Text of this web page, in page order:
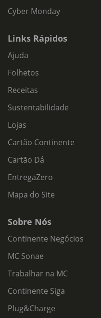
Cyber Monday
Links Rápidos
Ajuda
Folhetos
Receitas
Sustentabilidade
Lojas
Cartão Continente
Cartão Dá
EntregaZero
Mapa do Site
Sobre Nós
Continente Negócios
MC Sonae
Trabalhar na MC
Continente Siga
Plug&Charge